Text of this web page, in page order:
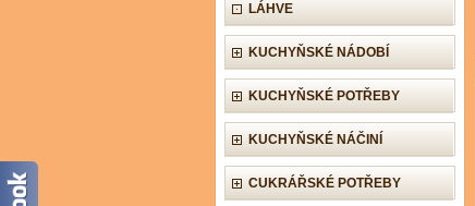
LÁHVE
KUCHYŇSKÉ NÁDOBÍ
KUCHYŇSKÉ POTŘEBY
KUCHYŇSKÉ NÁČINÍ
CUKRÁŘSKÉ POTŘEBY